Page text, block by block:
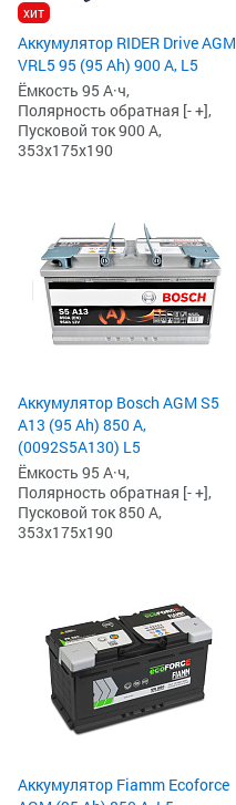
хит
Аккумулятор RIDER Drive AGM
VRL5 95 (95 Ah) 900 А, L5
Ёмкость 95 А·ч,
Полярность обратная [- +],
Пусковой ток 900 А,
353x175x190
Аккумулятор Bosch AGM S5
А13 (95 Ah) 850 А,
(0092S5A130) L5
Ёмкость 95 А·ч,
Полярность обратная [- +],
Пусковой ток 850 А,
353x175x190
Аккумулятор Fiamm Ecoforce